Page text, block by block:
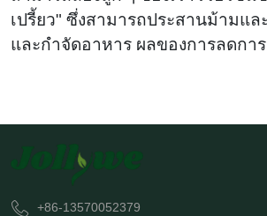
เปรี้ยว" ซึ่งสามารถประสานม้ามแล
และกำจัดอาหาร ผลของการลดกา
+86-13570052379